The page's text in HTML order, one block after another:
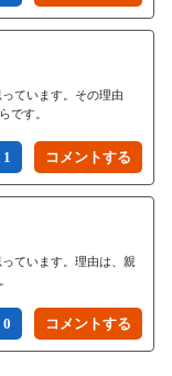
ています。その理由
ています。理由は、親